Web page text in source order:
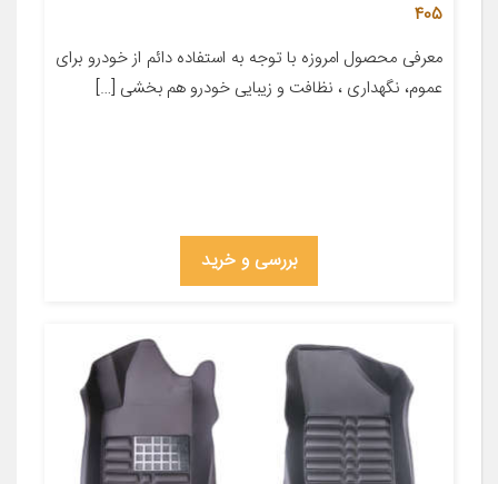
405
معرفی محصول امروزه با توجه به استفاده دائم از خودرو برای
عموم، نگهداری ، نظافت و زیبایی خودرو هم بخشی […]
بررسی و خرید